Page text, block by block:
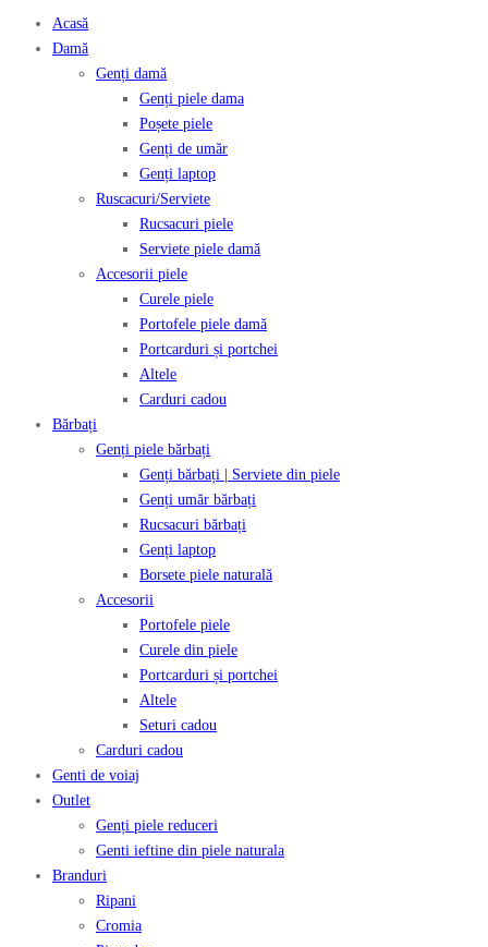
Acasă
Damă
Genți damă
Genți piele dama
Poșete piele
Genți de umăr
Genți laptop
Ruscacuri/Serviete
Rucsacuri piele
Serviete piele damă
Accesorii piele
Curele piele
Portofele piele damă
Portcarduri și portchei
Altele
Carduri cadou
Bărbați
Genți piele bărbați
Genți bărbați | Serviete din piele
Genți umăr bărbați
Rucsacuri bărbați
Genți laptop
Borsete piele naturală
Accesorii
Portofele piele
Curele din piele
Portcarduri și portchei
Altele
Seturi cadou
Carduri cadou
Genti de voiaj
Outlet
Genți piele reduceri
Genti ieftine din piele naturala
Branduri
Ripani
Cromia